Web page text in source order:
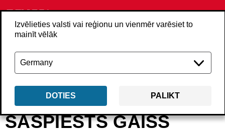
Izvēlieties valsti vai reģionu un vienmēr varēsiet to
mainīt vēlāk
DOTIES PALIKT
Atpakaļ Izstrādājumi Piederumi
SASPIESTS GAISS